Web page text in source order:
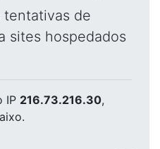
tentativas de
sites hospedados
IP 216.73.216.30,